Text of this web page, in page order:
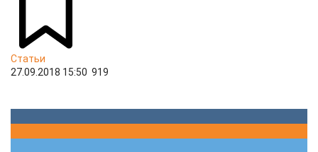
Статьи
27.09.2018 15:50 919